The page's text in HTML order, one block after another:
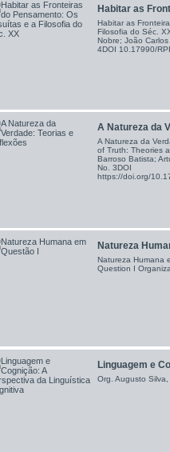
Habitar as
Habitar as
Filosofia do Séc.
Nobre; João
4DOI 10.17990/
A Natureza da
A Natureza da
of Truth: Theories
Barroso Batista;
No. 3DOI
https://doi.org/
Natureza
Natureza Humana
Question I
Linguagem e
Org. Augusto